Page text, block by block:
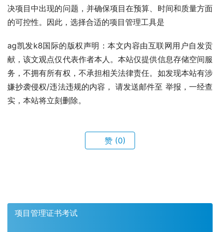
决项目中出现的问题，并确保项目在预算、时间和质量方面
的可控性。因此，选择合适的项目管理工具是
ag凯发k8国际的版权声明：本文内容由互联网用户自发贡
献，该文观点仅代表作者本人。本站仅提供信息存储空间服
务，不拥有所有权，不承担相关法律责任。如发现本站有涉
嫌抄袭侵权/违法违规的内容， 请发送邮件至 举报，一经查
实，本站将立刻删除。
赞 (0)
项目管理证书考试